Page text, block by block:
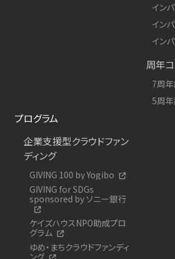
イン
イン
イン
周年
7周
5周年
プログラム
企業支援型クラウドファン
ディング
GIVING 100 by Yogibo
GIVING for SDGs
sponsored by ソニー銀行
ケイズハウスNPO助成プロ
グラム
ゆめ・まちクラウドファンディ
ング